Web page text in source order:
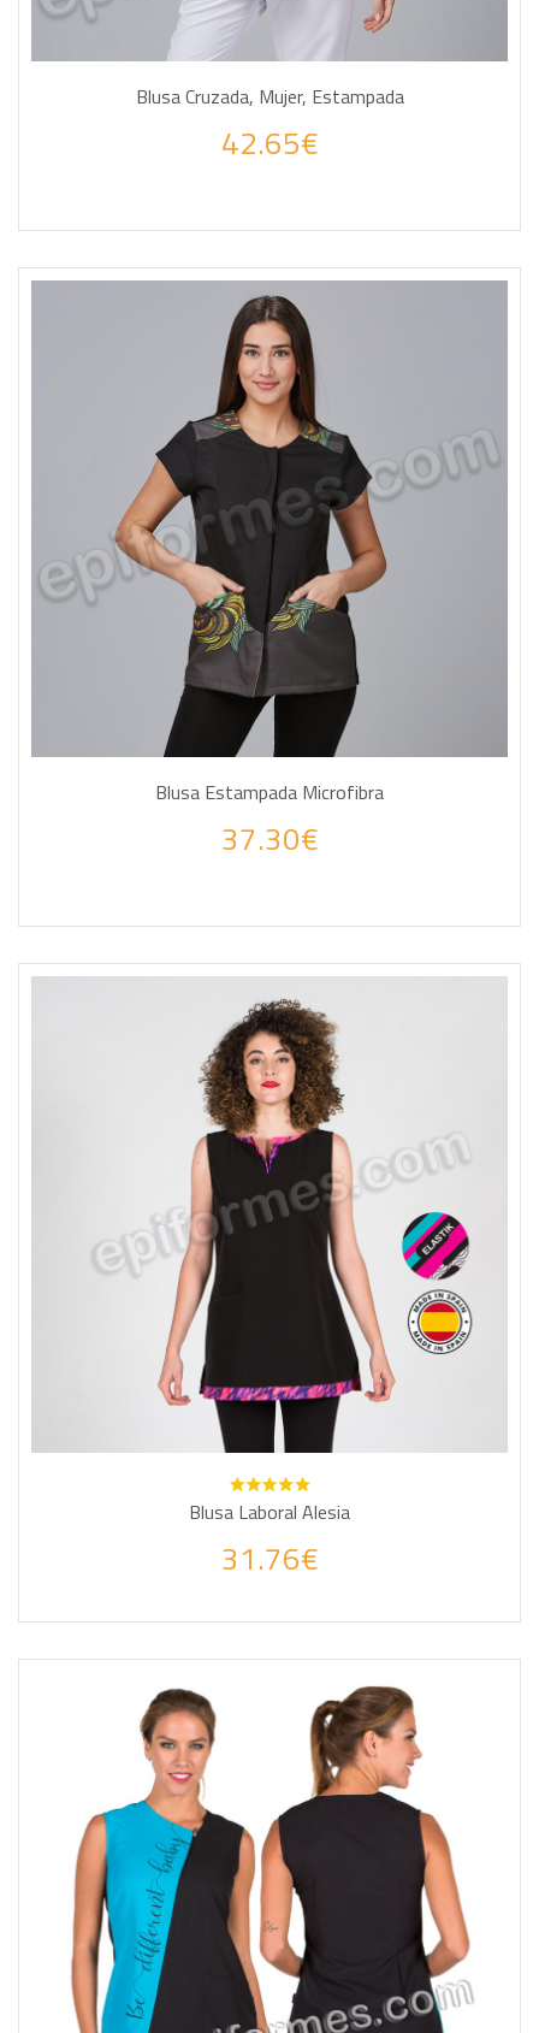
Blusa Cruzada, Mujer, Estampada
42.65€
Blusa Estampada Microfibra
37.30€
Blusa Laboral Alesia
31.76€